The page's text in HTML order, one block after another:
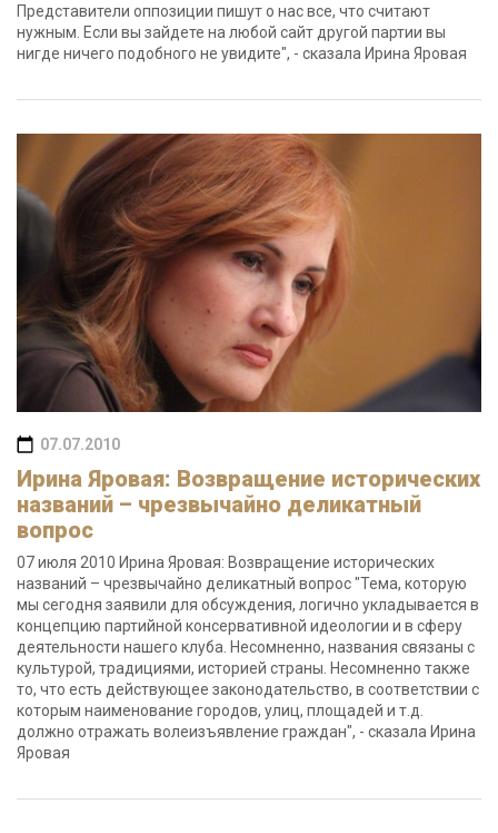
Представители оппозиции пишут о нас все, что считают
нужным. Если вы зайдете на любой сайт другой партии вы
нигде ничего подобного не увидите", - сказала Ирина Яровая
07.07.2010
Ирина Яровая: Возвращение исторических
названий – чрезвычайно деликатный
вопрос
07 июля 2010 Ирина Яровая: Возвращение исторических
названий – чрезвычайно деликатный вопрос "Тема, которую
мы сегодня заявили для обсуждения, логично укладывается в
концепцию партийной консервативной идеологии и в сферу
деятельности нашего клуба. Несомненно, названия связаны с
культурой, традициями, историей страны. Несомненно также
то, что есть действующее законодательство, в соответствии с
которым наименование городов, улиц, площадей и т.д.
должно отражать волеизъявление граждан", - сказала Ирина
Яровая